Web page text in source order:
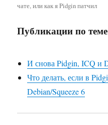
чате, или как я Pidgin патчил
Публикации по теме
И снова Pidgin, ICQ и
Что делать, если в
Debian/Squeeze 6